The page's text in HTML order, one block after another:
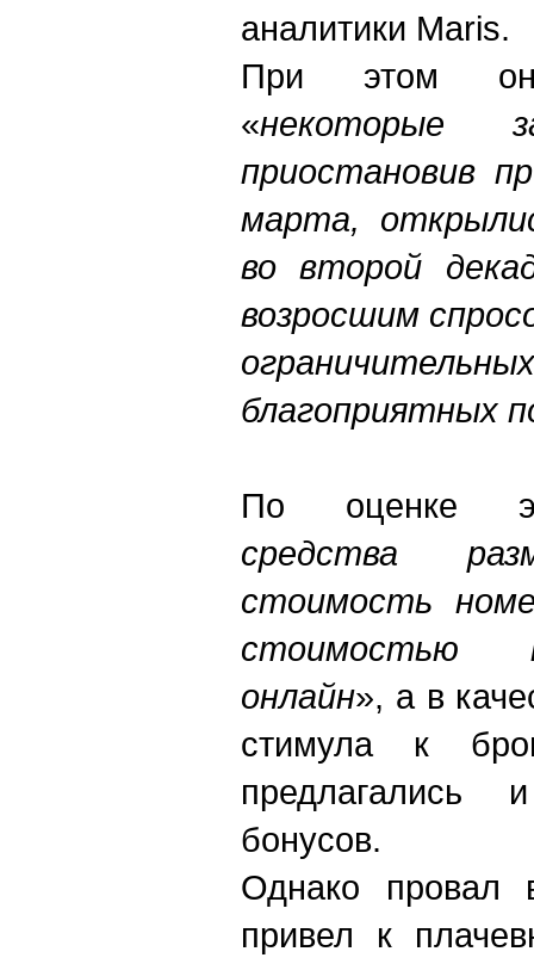
аналитики Maris.
При этом
«некоторые
приостановив
марта,
во второй
возросшим
благоприятных
По оценке
средства
стоимость
стоимостью
онлайн», а в
стимула к
предлагались
бонусов.
Однако провал
привел к